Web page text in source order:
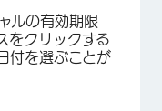
ルの有効期限
をクリックする
付を選ぶことが